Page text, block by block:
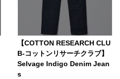
【COTTON RESEARCH CLU
B-コットンリサーチクラブ】
Selvage Indigo Denim Jean
s